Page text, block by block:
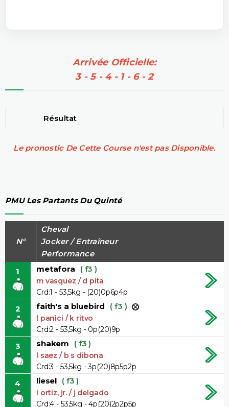
Arrivée Officielle:
3 - 5 - 4 - 1 - 6 - 2
Résultat
Le pronostic De Cette Course n'est pas Disponible.
PMU Les Partants Du Quinté
N°
Cheval
Jocker / Entraîneur
Performance
1
metafora ( f3 )
m vasquez / d pita
Crd:1 - 53,5kg - (20)0p6p4p
2 faith's a bluebird ( f3 )
l panici / k ritvo
Crd:2 - 53,5kg - 0p(20)9p
3 shakem ( f3 )
l saez / b s dibona
Crd:3 - 53,5kg - 3p(20)8p5p2p
4 liesel ( f3 )
i ortiz, jr. / j delgado
Crd:4 - 53,5kg - 4p(20)2p2p5p